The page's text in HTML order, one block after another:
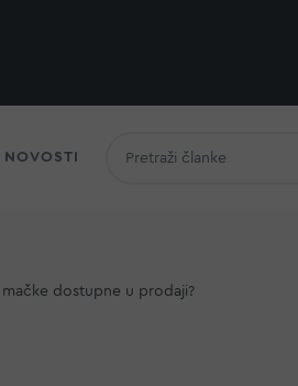
NOVOSTI
dostupne u prodaji?